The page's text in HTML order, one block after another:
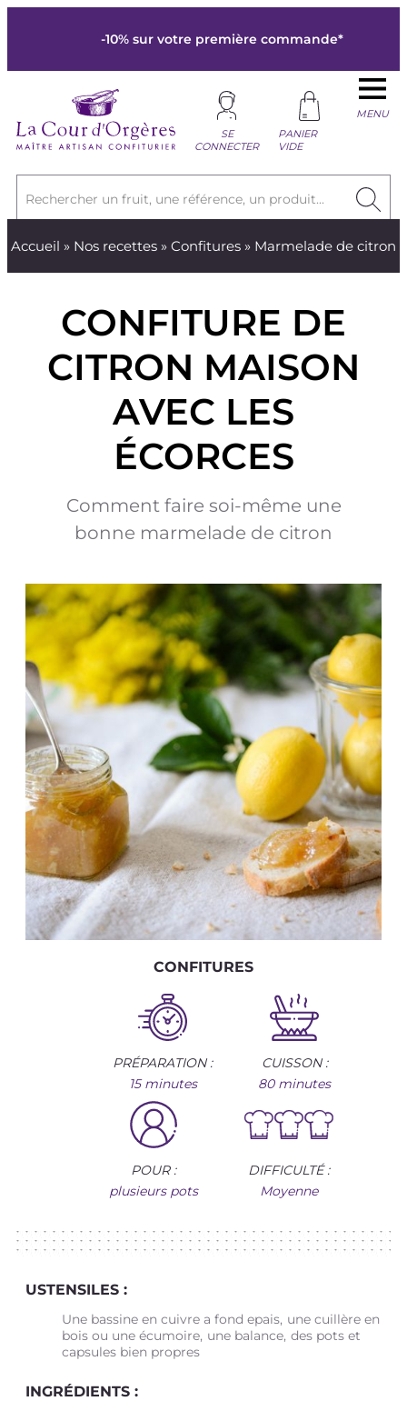
-10% sur votre première commande*
Rechercher un fruit, une référence, un produit...
SE
CONNECTER
PANIER
VIDE
MENU
Accueil » Nos recettes » Confitures » Marmelade de citron
CONFITURE DE
CITRON MAISON
AVEC LES
ÉCORCES
Comment faire soi-même une
bonne marmelade de citron
CONFITURES
PRÉPARATION :
15 minutes
CUISSON :
80 minutes
POUR :
plusieurs pots
DIFFICULTÉ :
Moyenne
USTENSILES :
Une bassine en cuivre a fond epais une cuillère en
bois ou une écumoire une balance des pots et
capsules bien propres
INGRÉDIENTS :